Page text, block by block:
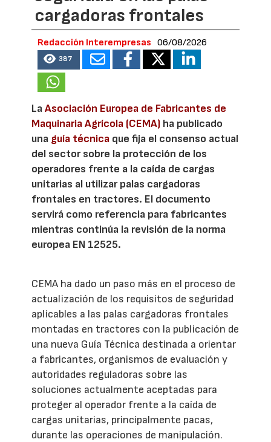
cargadoras frontales
Redacción Interempresas 06/08/2026
387
LaAsociación Europea de Fabricantes de
Maquinaria Agrícola (CEMA) ha publicado
una guía técnica que fija el consenso actual
del sector sobre la protección de los
operadores frente a la caída de cargas
unitarias al utilizar palas cargadoras
frontales en tractores. El documento
servirá como referencia para fabricantes
mientras continúa la revisión de la norma
europea EN 12525.
CEMA ha dado un paso más en el proceso de
actualización de los requisitos de seguridad
aplicables a las palas cargadoras frontales
montadas en tractores con la publicación de
una nueva Guía Técnica destinada a orientar
a fabricantes, organismos de evaluación y
autoridades reguladoras sobre las
soluciones actualmente aceptadas para
proteger al operador frente a la caída de
cargas unitarias, principalmente pacas,
durante las operaciones de manipulación.